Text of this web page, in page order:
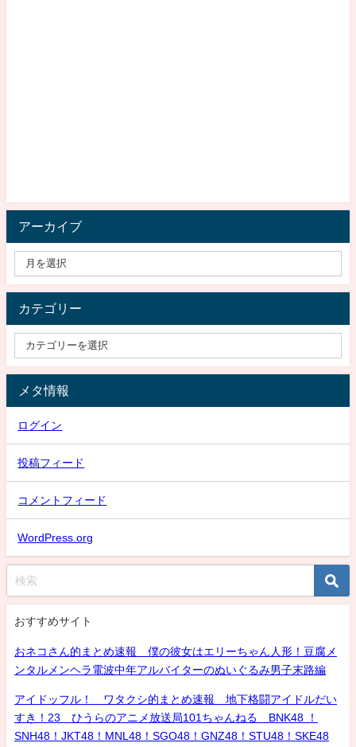
アーカイブ
カテゴリー
メタ情報
ログイン
投稿フィード
コメントフィード
WordPress.org
おすすめサイト
おネコさん的まとめ速報 僕の彼女はエリーちゃん人形！豆腐メ
ンタルメンヘラ電波中年アルバイターのぬいぐるみ男子末路編
アイドッフル！ ワタクシ的まとめ速報 地下格闘アイドルだい
すき！23 ひうらのアニメ放送局101ちゃんねる BNK48 ！
SNH48！JKT48！MNL48！SGO48！GNZ48！STU48！SKE48